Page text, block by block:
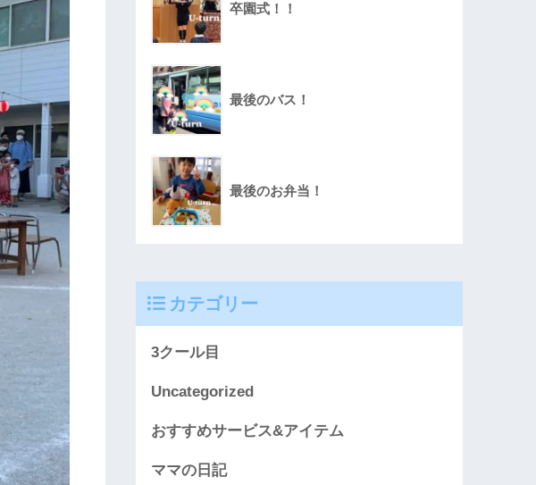
卒園式！！
最後のバス！
最後のお弁当！
カテゴリー
3クール目
Uncategorized
おすすめサービス&アイテム
ママの日記